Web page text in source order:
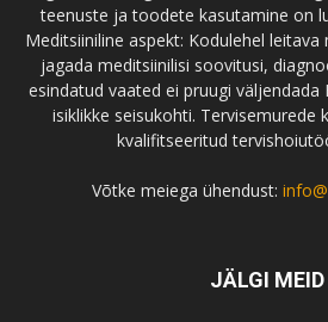
teenuste ja toodete kasutamine on
Meditsiiniline aspekt: Kodulehel
jagada meditsiinilisi soovitusi,
esindatud vaated ei pruugi väljendada
isiklikke seisukohti. Tervisemurede
kvalifitseeritud
Võtke meiega ühendust:
JÄLGI MEID